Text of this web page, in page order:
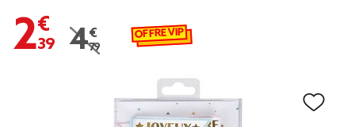
2,39 €
Prix remisé de 4,79 € à 2,39 €
4,79 € OFFRE VIP